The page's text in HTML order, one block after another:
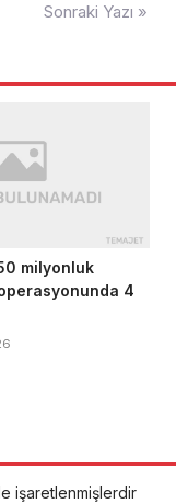
Sonraki Yazı »
milyonluk
operasyonunda 4
işaretlenmişlerdir